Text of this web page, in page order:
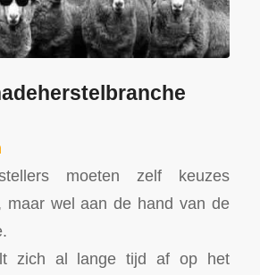
moeten zelf keuzes
maar wel aan de hand van de
zich al lange tijd af op het